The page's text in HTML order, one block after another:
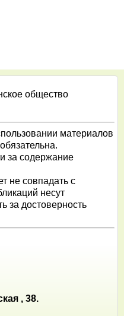
общество
материалов
за содержание
не совпадать с
несут
за достоверность
, 38.